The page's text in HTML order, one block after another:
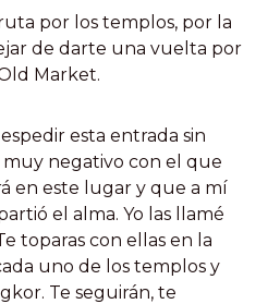
por los templos, por la
de darte una vuelta por
Market.
esta entrada sin
negativo con el que
en este lugar y que a mí
el alma. Yo las llamé
toparas con ellas en la
uno de los templos y
Te seguirán, te